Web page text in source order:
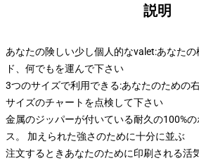
説明
あなたの険しい少し個人的なvalet:あなた
ド、何でもを運んで下さい
3つのサイズで利用できる:あなたのための
サイズのチャートを点検して下さい
金属のジッパーが付いている耐久の100%
ス。 加えられた強さのために十分に並ぶ
注文するときあなたのために印刷される活